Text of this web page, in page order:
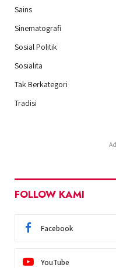
Sains
Sinematografi
Sosial Politik
Sosialita
Tak Berkategori
Tradisi
FOLLOW KAMI
Facebook
YouTube